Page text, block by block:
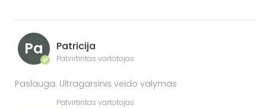
Pa
✔
Patricija
Patvirtintas vartotojas
Paslauga: Ultragarsinis veido valymas
Patvirtintas vartotojas